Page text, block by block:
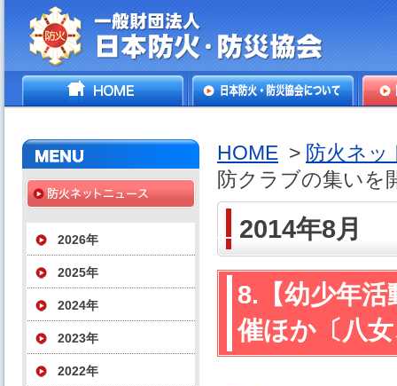
一般財団法人日本防火・防
HOME
2026年
2025年
2024年
2023年
2022年
HOME > 防火ネッ
防クラブの集いを
2014年8月
8.【幼少年
催ほか〔八